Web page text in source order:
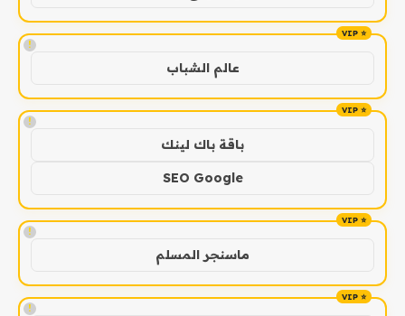
!
عالم الشباب
!
باقة باك لينك
SEO Google
!
ماسنجر المسلم
!